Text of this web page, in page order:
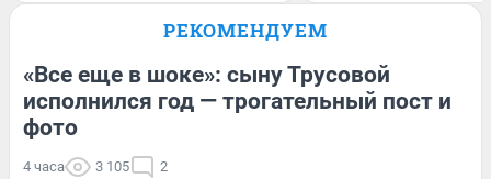
РЕКОМЕНДУЕМ
«Все еще в шоке»: сыну Трусовой
исполнился год — трогательный пост и
фото
4 часа 3 105 2